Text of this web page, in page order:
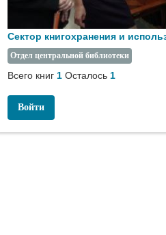
Сектор книгохранения и
Отдел центральной библиотеки
Всего книг 1 Осталось 1
Войти